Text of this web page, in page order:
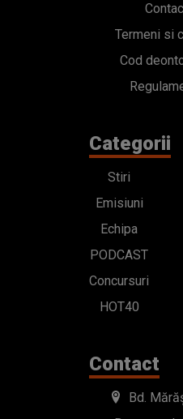
Termeni si
Cod
Categorii
Stiri
Emisiuni
Echipa
PODCAST
Concursuri
HOT40
Contact
Bd.